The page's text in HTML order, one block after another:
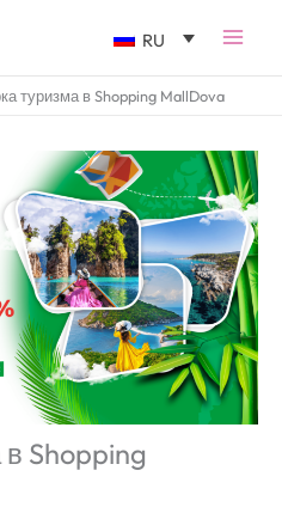
RU
туризма в Shopping MallDova
Shopping